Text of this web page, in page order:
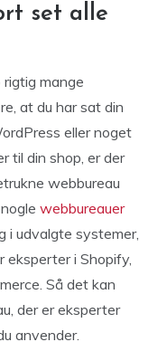
set alle
mange
at du har sat din
eller noget
til din shop, er der
webbureau
webbureauer
i udvalgte systemer,
eksperter i Shopify,
Så det kan
der er eksperter
anvender.